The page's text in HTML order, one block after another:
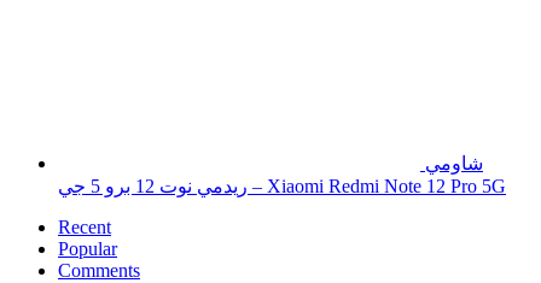
شاومي
ريدمي نوت 12 برو 5 جي – Xiaomi Redmi Note 12 Pro 5G
Recent
Popular
Comments